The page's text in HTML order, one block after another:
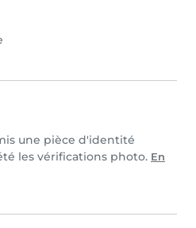
une pièce d'identité
les vérifications photo. En